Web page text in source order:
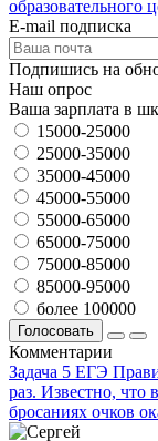
образовательного
E-mail подписка
Подпишись на
Наш опрос
Ваша зарплата в
15000-25000
25000-35000
35000-45000
45000-55000
55000-65000
65000-75000
75000-85000
85000-95000
более 100000
Голосовать
Комментарии
Задача 5 ЕГЭ
раз. Известно,
бросаниях очков